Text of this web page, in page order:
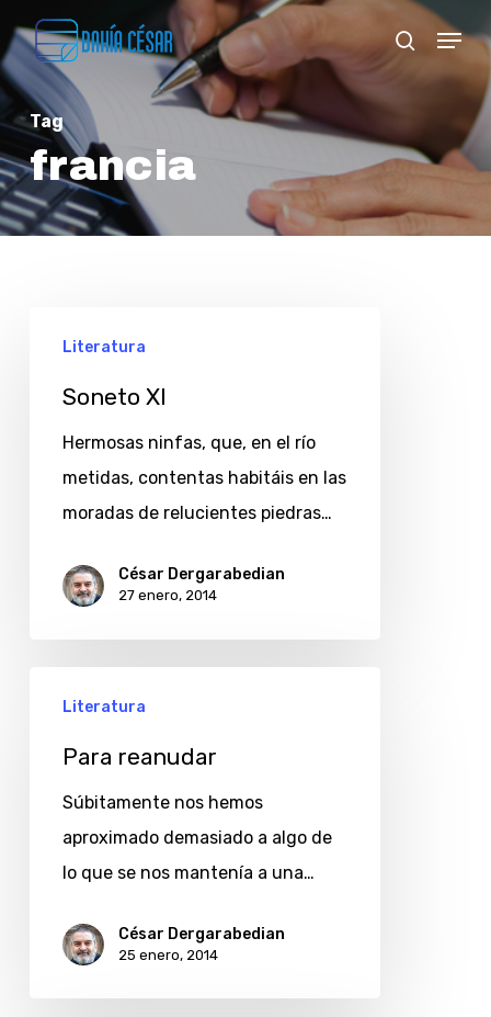
to
main
content
search
Menu
Tag
francia
Literatura
Soneto XI
Hermosas ninfas, que, en el río
metidas, contentas habitáis en las
moradas de relucientes piedras…
César Dergarabedian
27 enero, 2014
reanudar
Literatura
Para reanudar
Súbitamente nos hemos
aproximado demasiado a algo de
lo que se nos mantenía a una…
César Dergarabedian
25 enero, 2014
Close
Menu